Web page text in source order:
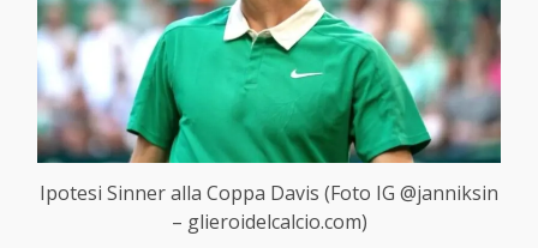
Ipotesi Sinner alla Coppa Davis (Foto IG @janniksin
– glieroidelcalcio.com)